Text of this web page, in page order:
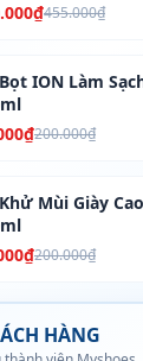
455.000₫
ION Làm
200.000₫
Mùi Giày
200.000₫
HÀNG